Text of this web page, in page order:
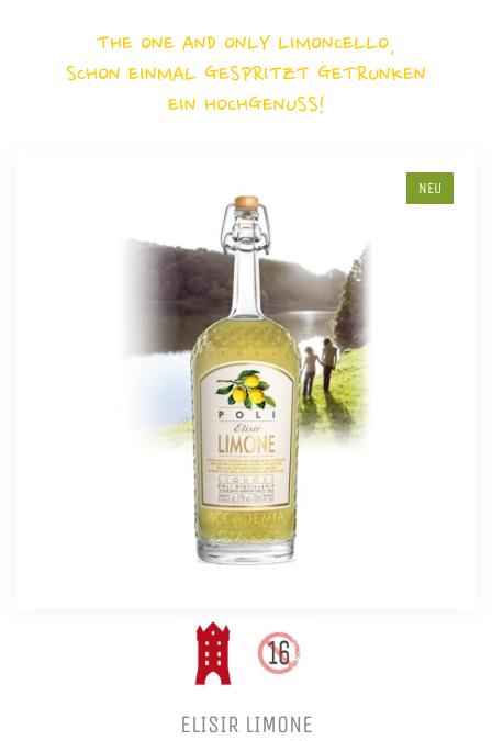
THE ONE AND ONLY LIMONCELLO,
SCHON EINMAL GESPRITZT GETRUNKEN
EIN HOCHGENUSS!
NEU
ELISIR LIMONE